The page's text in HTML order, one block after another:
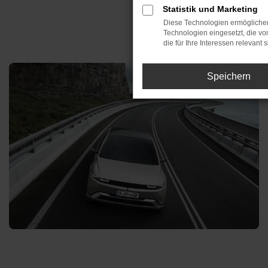
Statistik und Marketing
Diese Technologien
Technologien eingesetzt, die
die für Ihre Interessen relevant
Speichern